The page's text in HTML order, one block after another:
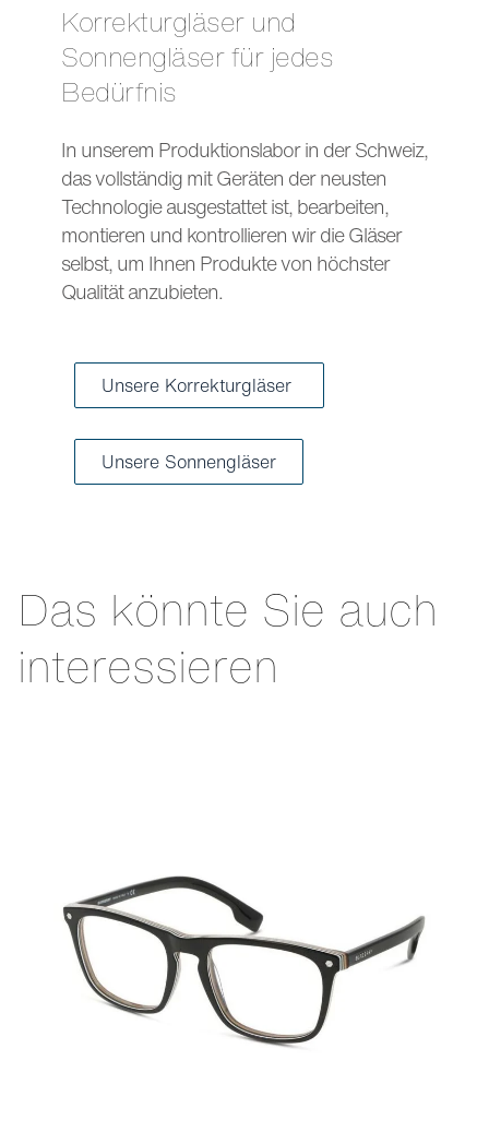
Korrekturgläser und
Sonnengläser für jedes
Bedürfnis
In unserem Produktionslabor in der Schweiz,
das vollständig mit Geräten der neusten
Technologie ausgestattet ist, bearbeiten,
montieren und kontrollieren wir die Gläser
selbst, um Ihnen Produkte von höchster
Qualität anzubieten.
Unsere Korrekturgläser
Unsere Sonnengläser
Das könnte Sie auch
interessieren